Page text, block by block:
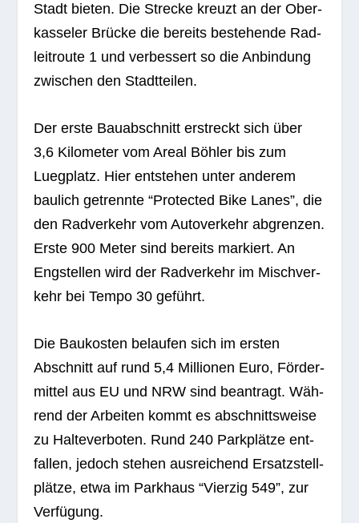
Stadt bie­ten. Die Stre­cke kreuzt an der Ober­
kas­se­ler Brü­cke die bereits bestehende Rad­
leit­route 1 und ver­bes­sert so die Anbin­dung
zwi­schen den Stadtteilen.
Der erste Bau­ab­schnitt erstreckt sich über
3,6 Kilo­me­ter vom Areal Böh­ler bis zum
Lueg­platz. Hier ent­ste­hen unter ande­rem
bau­lich getrennte “Pro­tec­ted Bike Lanes”, die
den Rad­ver­kehr vom Auto­ver­kehr abgren­zen.
Erste 900 Meter sind bereits mar­kiert. An
Eng­stel­len wird der Rad­ver­kehr im Misch­ver­
kehr bei Tempo 30 geführt.
Die Bau­kos­ten belau­fen sich im ers­ten
Abschnitt auf rund 5,4 Mil­lio­nen Euro, För­der­
mit­tel aus EU und NRW sind bean­tragt. Wäh­
rend der Arbei­ten kommt es abschnitts­weise
zu Hal­te­ver­bo­ten. Rund 240 Park­plätze ent­
fal­len, jedoch ste­hen aus­rei­chend Ersatz­stell­
plätze, etwa im Park­haus “Vier­zig 549”, zur
Verfügung.